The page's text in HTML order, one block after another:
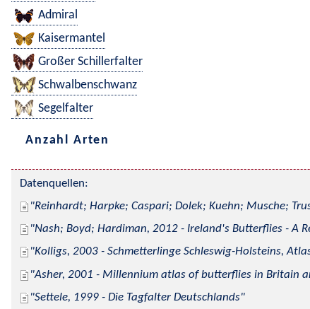
Admiral
Kaisermantel
Großer Schillerfalter
Schwalbenschwanz
Segelfalter
Anzahl Arten
Datenquellen:
Reinhardt; Harpke; Caspari; Dolek; Kuehn; Musche;
Nash; Boyd; Hardiman, 2012 - Ireland's Butterflies - A
Kolligs, 2003 - Schmetterlinge Schleswig-Holsteins,
Asher, 2001 - Millennium atlas of butterflies in Britain
Settele, 1999 - Die Tagfalter Deutschlands